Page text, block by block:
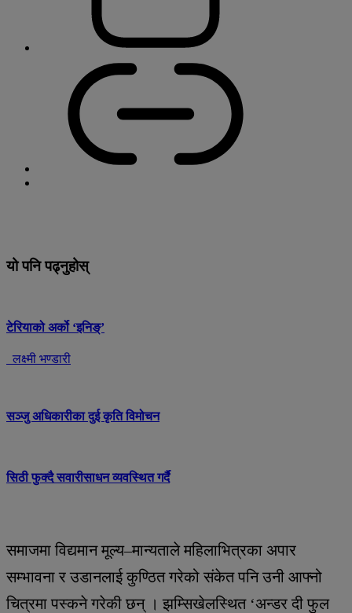
यो पनि पढ्नुहोस्
टेरियाको अर्को ‘इनिङ्’
लक्ष्मी भण्डारी
सञ्जु अधिकारीका दुई कृति विमोचन
सिठी फुक्दै सवारीसाधन व्यवस्थित गर्दै
समाजमा विद्यमान मूल्य–मान्यताले महिलाभित्रका अपार
सम्भावना र उडानलाई कुण्ठित गरेको संकेत पनि उनी आफ्नो
चित्रमा पस्कने गरेकी छन् । झम्सिखेलस्थित ‘अन्डर दी फुल